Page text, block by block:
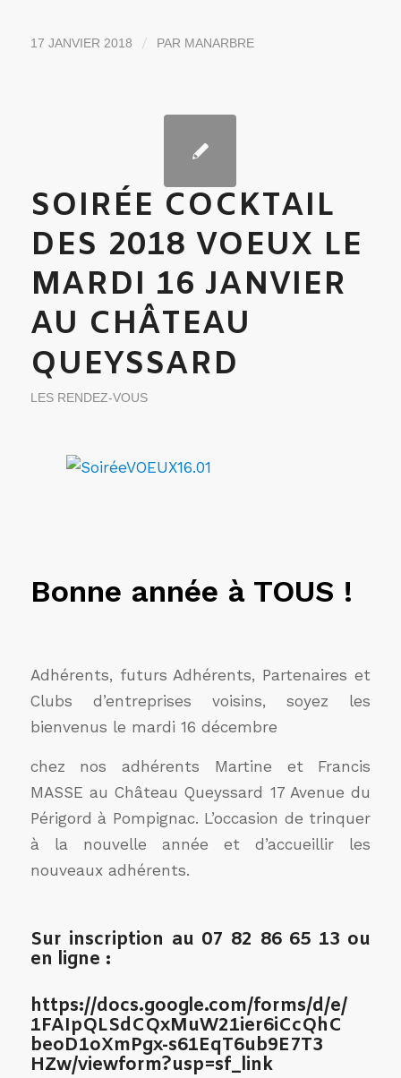
17 JANVIER 2018 / PAR MANARBRE
SOIRÉE COCKTAIL
DES 2018 VOEUX LE
MARDI 16 JANVIER
AU CHÂTEAU
QUEYSSARD
LES RENDEZ-VOUS
Bonne année à TOUS !
Adhérents, futurs Adhérents, Partenaires et
Clubs d’entreprises voisins, soyez les
bienvenus le mardi 16 décembre
chez nos adhérents Martine et Francis
MASSE au Château Queyssard 17 Avenue du
Périgord à Pompignac. L’occasion de trinquer
à la nouvelle année et d’accueillir les
nouveaux adhérents.
Sur inscription au 07 82 86 65 13 ou
en ligne :
https://docs.google.com/forms/d/e/
1FAIpQLSdCQxMuW21ier6iCcQhC
beoD1oXmPgx-s61EqT6ub9E7T3
HZw/viewform?usp=sf_link